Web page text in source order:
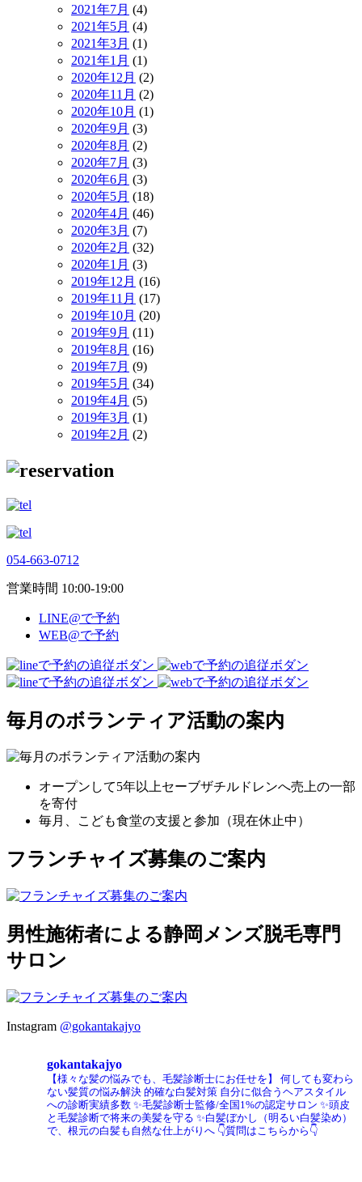
2021年7月 (4)
2021年5月 (4)
2021年3月 (1)
2021年1月 (1)
2020年12月 (2)
2020年11月 (2)
2020年10月 (1)
2020年9月 (3)
2020年8月 (2)
2020年7月 (3)
2020年6月 (3)
2020年5月 (18)
2020年4月 (46)
2020年3月 (7)
2020年2月 (32)
2020年1月 (3)
2019年12月 (16)
2019年11月 (17)
2019年10月 (20)
2019年9月 (11)
2019年8月 (16)
2019年7月 (9)
2019年5月 (34)
2019年4月 (5)
2019年3月 (1)
2019年2月 (2)
054-663-0712
営業時間 10:00-19:00
LINE@で予約
WEB@で予約
毎月のボランティア活動の案内
オープンして5年以上セーブザチルドレンへ売上の一部
を寄付
毎月、こども食堂の支援と参加（現在休止中）
フランチャイズ募集のご案内
男性施術者による静岡メンズ脱毛専門
サロン
Instagram @gokantakajyo
gokantakajyo
【様々な髪の悩みでも、毛髪診断士にお任せを】
何しても変わら
ない髪質の悩み解決 的確な白髪対策 自分に似合うヘアスタイル
への診断実績多数 ✨毛髪診断士監修/全国1%の認定サロン ✨頭皮
と毛髪診断で将来の美髪を守る ✨白髪ぼかし（明るい白髪染め）
で、根元の白髪も自然な仕上がりへ 👇質問はこちらから👇